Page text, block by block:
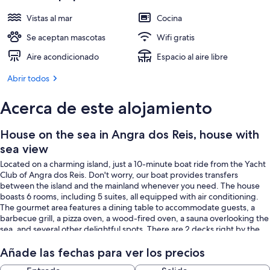
Vistas al mar
Cocina
Se aceptan mascotas
Wifi gratis
Aire acondicionado
Espacio al aire libre
Abrir todos
Acerca de este alojamiento
House on the sea in Angra dos Reis, house with
sea view
Located on a charming island, just a 10-minute boat ride from the Yacht
Club of Angra dos Reis. Don't worry, our boat provides transfers
between the island and the mainland whenever you need. The house
boasts 6 rooms, including 5 suites, all equipped with air conditioning.
The gourmet area features a dining table to accommodate guests, a
barbecue grill, a pizza oven, a wood-fired oven, a sauna overlooking the
sea, and several other delightful spots. There are 2 decks right by the
The house was designed and built by the family patriarch, who sought
Añade las fechas para ver los precios